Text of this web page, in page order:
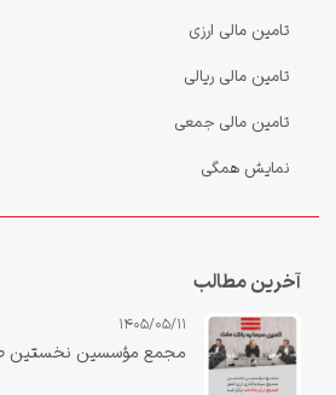
تامین مالی ارزی
تامین مالی ریالی
تامین مالی جمعی
نمایش همگی
آخرین مطالب
1405/05/11